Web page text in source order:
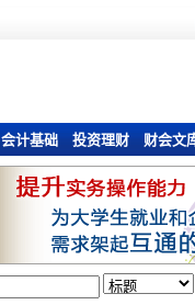
会计基础 投资理财 财会文